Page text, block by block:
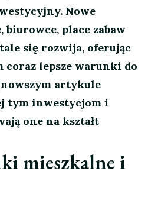
Nowe
place zabaw
się rozwija, oferując
coraz lepsze warunki do
artykule
tym inwestycjom i
one na kształt
mieszkalne i